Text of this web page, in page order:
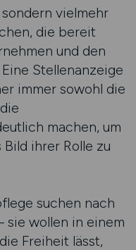
vielmehr
die bereit
und den
Stellenanzeige
immer sowohl die
machen, um
ihrer Rolle zu
suchen nach
sie wollen in einem
Freiheit lässt,